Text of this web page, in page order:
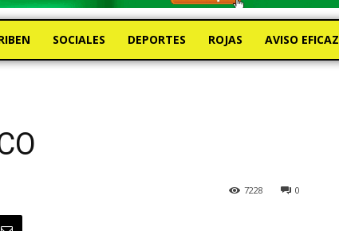
SOCIALES DEPORTES ROJAS AVISO EFICAZ
0
7228